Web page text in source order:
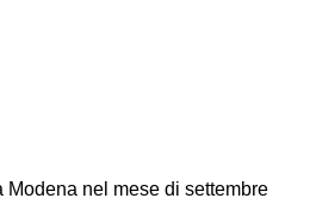
Modena nel mese di settembre